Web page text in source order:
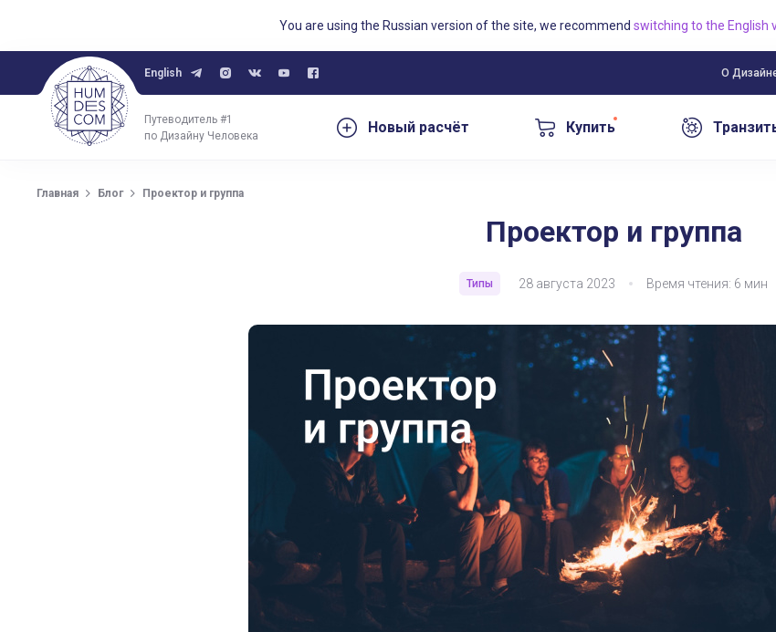
You are using the Russian version of the site, we recommend switching to the English
English О
Путеводитель #1
по Дизайну Человека
Новый расчёт Купить
Главная Блог Проектор и группа
Проектор и группа
Типы 28 августа 2023 Время чтения: 6 мин